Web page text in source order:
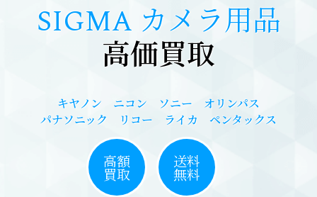
SIGMA カメラ用品
高価買取
キヤノン ニコン ソニー オリンパス
パナソニック リコー ライカ ペンタックス
高額
買取
送料
無料